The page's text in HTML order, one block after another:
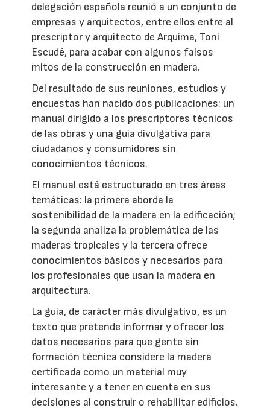
delegación española reunió a un conjunto de
empresas y arquitectos, entre ellos entre al
prescriptor y arquitecto de Arquima, Toni
Escudé, para acabar con algunos falsos
mitos de la construcción en madera.
Del resultado de sus reuniones, estudios y
encuestas han nacido dos publicaciones: un
manual dirigido a los prescriptores técnicos
de las obras y una guía divulgativa para
ciudadanos y consumidores sin
conocimientos técnicos.
El manual está estructurado en tres áreas
temáticas: la primera aborda la
sostenibilidad de la madera en la edificación;
la segunda analiza la problemática de las
maderas tropicales y la tercera ofrece
conocimientos básicos y necesarios para
los profesionales que usan la madera en
arquitectura.
La guía, de carácter más divulgativo, es un
texto que pretende informar y ofrecer los
datos necesarios para que gente sin
formación técnica considere la madera
certificada como un material muy
interesante y a tener en cuenta en sus
decisiones al construir o rehabilitar edificios.